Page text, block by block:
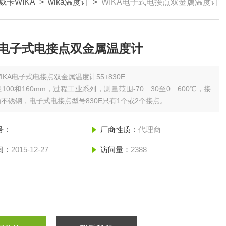
卡WIKA > wika温度计 > WIKA电子式电接点双金属温度计
子式电接点双金属温度计
电子式电接点双金属温度计55+830E
100和160mm，过程工业系列，测量范围-70…30至0…600℃，接
锈钢，电子式电接点型号830E只有1个或2个接点。
厂商性质： 代理商
2015-12-27 访问量： 2388